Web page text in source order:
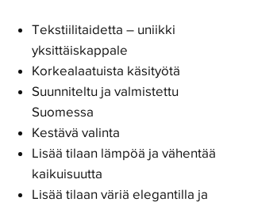
Tekstiilitaidetta – uniikki
yksittäiskappale
Korkealaatuista käsityötä
Suunniteltu ja valmistettu
Suomessa
Kestävä valinta
Lisää tilaan lämpöä ja vähentää
kaikuisuutta
Lisää tilaan väriä elegantilla ja